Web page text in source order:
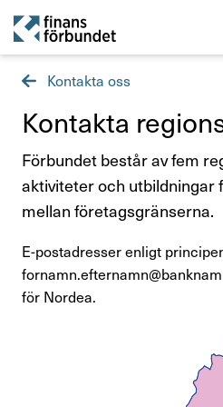
Så hanterar
Kontakta oss
Kontakta
Förbundet består av fem
aktiviteter och
mellan företagsgränserna.
E-postadresser enligt
för Nordea.